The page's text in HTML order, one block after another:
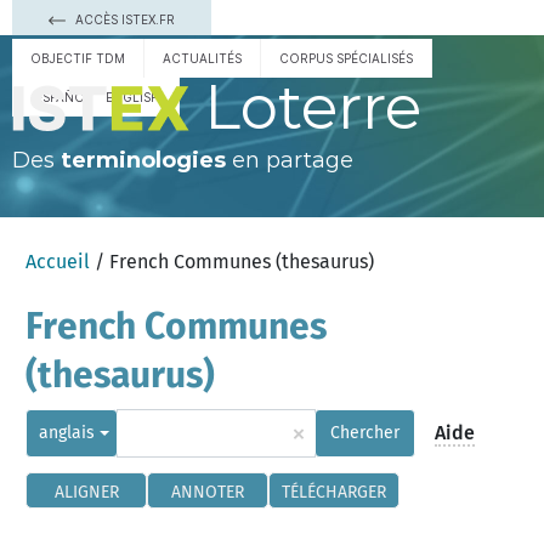
ACCÈS ISTEX.FR
OBJECTIF TDM ACTUALITÉS CORPUS SPÉCIALISÉS
ESPAÑOL ENGLISH Loterre
Des terminologies en partage
Accueil / French Communes (thesaurus)
French Communes
(thesaurus)
anglais × Chercher Aide
ALIGNER ANNOTER TÉLÉCHARGER